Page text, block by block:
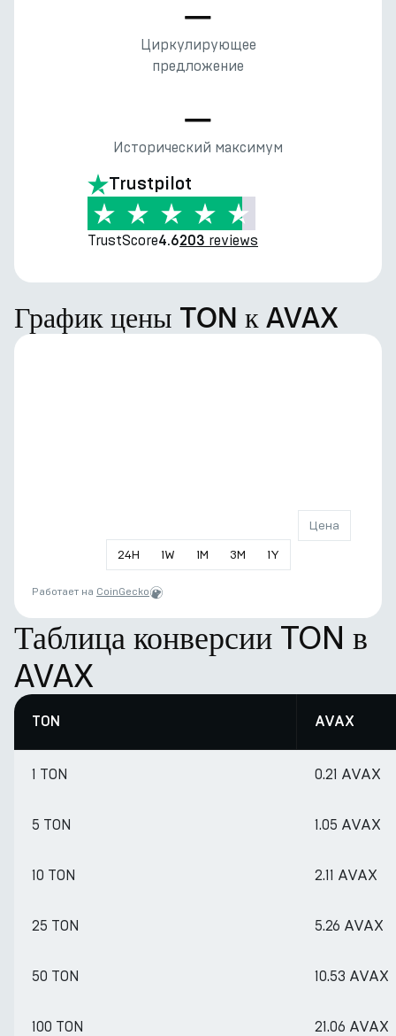
—
Циркулирующее
предложение
—
Исторический максимум
Trustpilot
TrustScore4.6203 reviews
График цены TON к AVAX
24H 1W 1M 3M 1Y
Цена
Работает на CoinGecko
Таблица конверсии TON в
AVAX
TON AVAX
1 TON 0.21 AVAX
5 TON 1.05 AVAX
10 TON 2.11 AVAX
25 TON 5.26 AVAX
50 TON 10.53 AVAX
100 TON 21.06 AVAX